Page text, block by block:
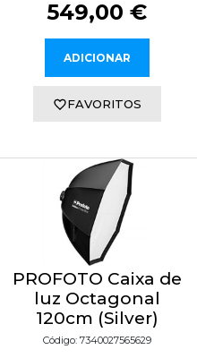
549,00 €
ADICIONAR
FAVORITOS
PROFOTO Caixa de
luz Octagonal
120cm (Silver)
Código: 7340027565629